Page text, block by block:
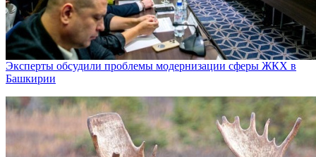
Эксперты обсудили проблемы модернизации сферы ЖКХ в
Башкирии